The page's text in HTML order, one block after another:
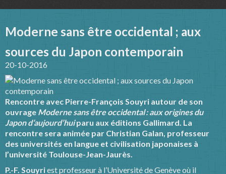
Moderne sans être occidental ; aux
sources du Japon contemporain
20-10-2016
Rencontre avec Pierre-François Souyri autour de son
ouvrage Moderne sans être occidental : aux origines du
Japon d’aujourd’huiparu aux éditions Gallimard. La
rencontre sera animée par Christian Galan, professeur
des universités en langue et civilisation japonaises à
l’université Toulouse-Jean-Jaurès.
P.-F. Souyriest professeur à l’Université de Genève où il